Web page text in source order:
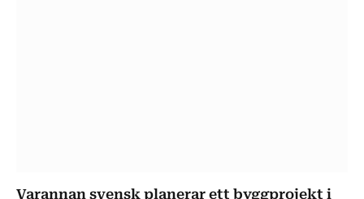
Varannan svensk planerar ett byggprojekt i